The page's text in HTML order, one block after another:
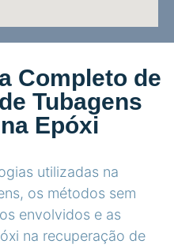
Completo de
Tubagens
Epóxi
utilizadas na
os métodos sem
envolvidos e as
na recuperação de